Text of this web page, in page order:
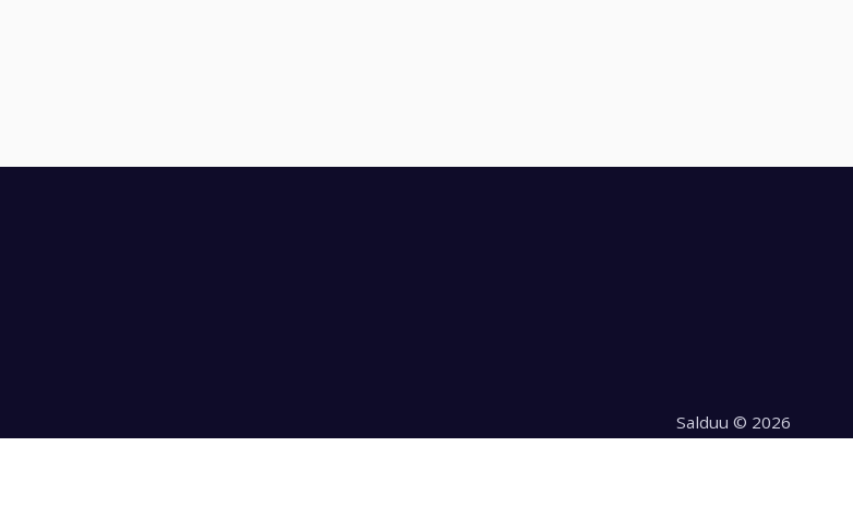
Salduu © 2026